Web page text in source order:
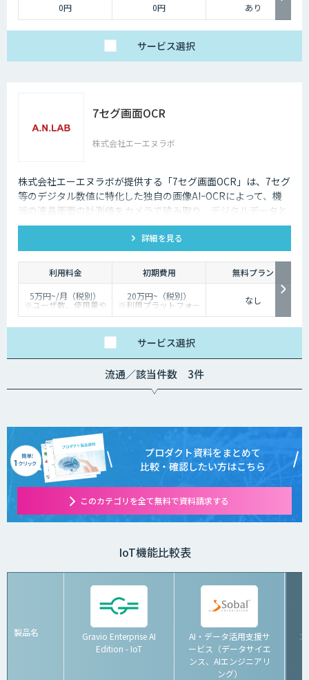
0円
0円 あり
サービス選択
7セグ画面OCR
株式会社エーエヌラボ
株式会社エーエヌラボが提供する「7セグ画面OCR」は、7セグ
等のデジタル数値に特化した独自の画像AIｰOCRによって、機
器の液晶画面の計測値をカメラで読み取り、デジタルデータと
して記録するサービスです
詳細を見る
利用料金 初期費用
無料プラン
5万円~/月（税別）
※ユーザ数、使用量や
カスタマイズ要望に応
20万円~（税別）
※利用プラットフォー
ムや必要なチューニン
なし
サービス選択
流通／該当件数 3件
プロダクト資料をまとめて
比較・確認したい方はこちら
このカテゴリを全て無料で資料請求する
IoT機能比較表
製品名
Gravio Enterprise AI
Edition - IoT
AI・データ活用支援サ
ービス（データサイエ
ンス、AIエンジニアリ
ング）